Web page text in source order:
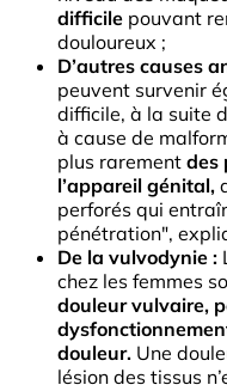
difficile pouvant
douloureux ;
D’autres causes
peuvent survenir
difficile, à la suite
à cause de
plus rarement des
l’appareil génital,
perforés qui
pénétration",
De la vulvodynie :
chez les femmes
douleur vulvaire,
douleur. Une
lésion des tissus